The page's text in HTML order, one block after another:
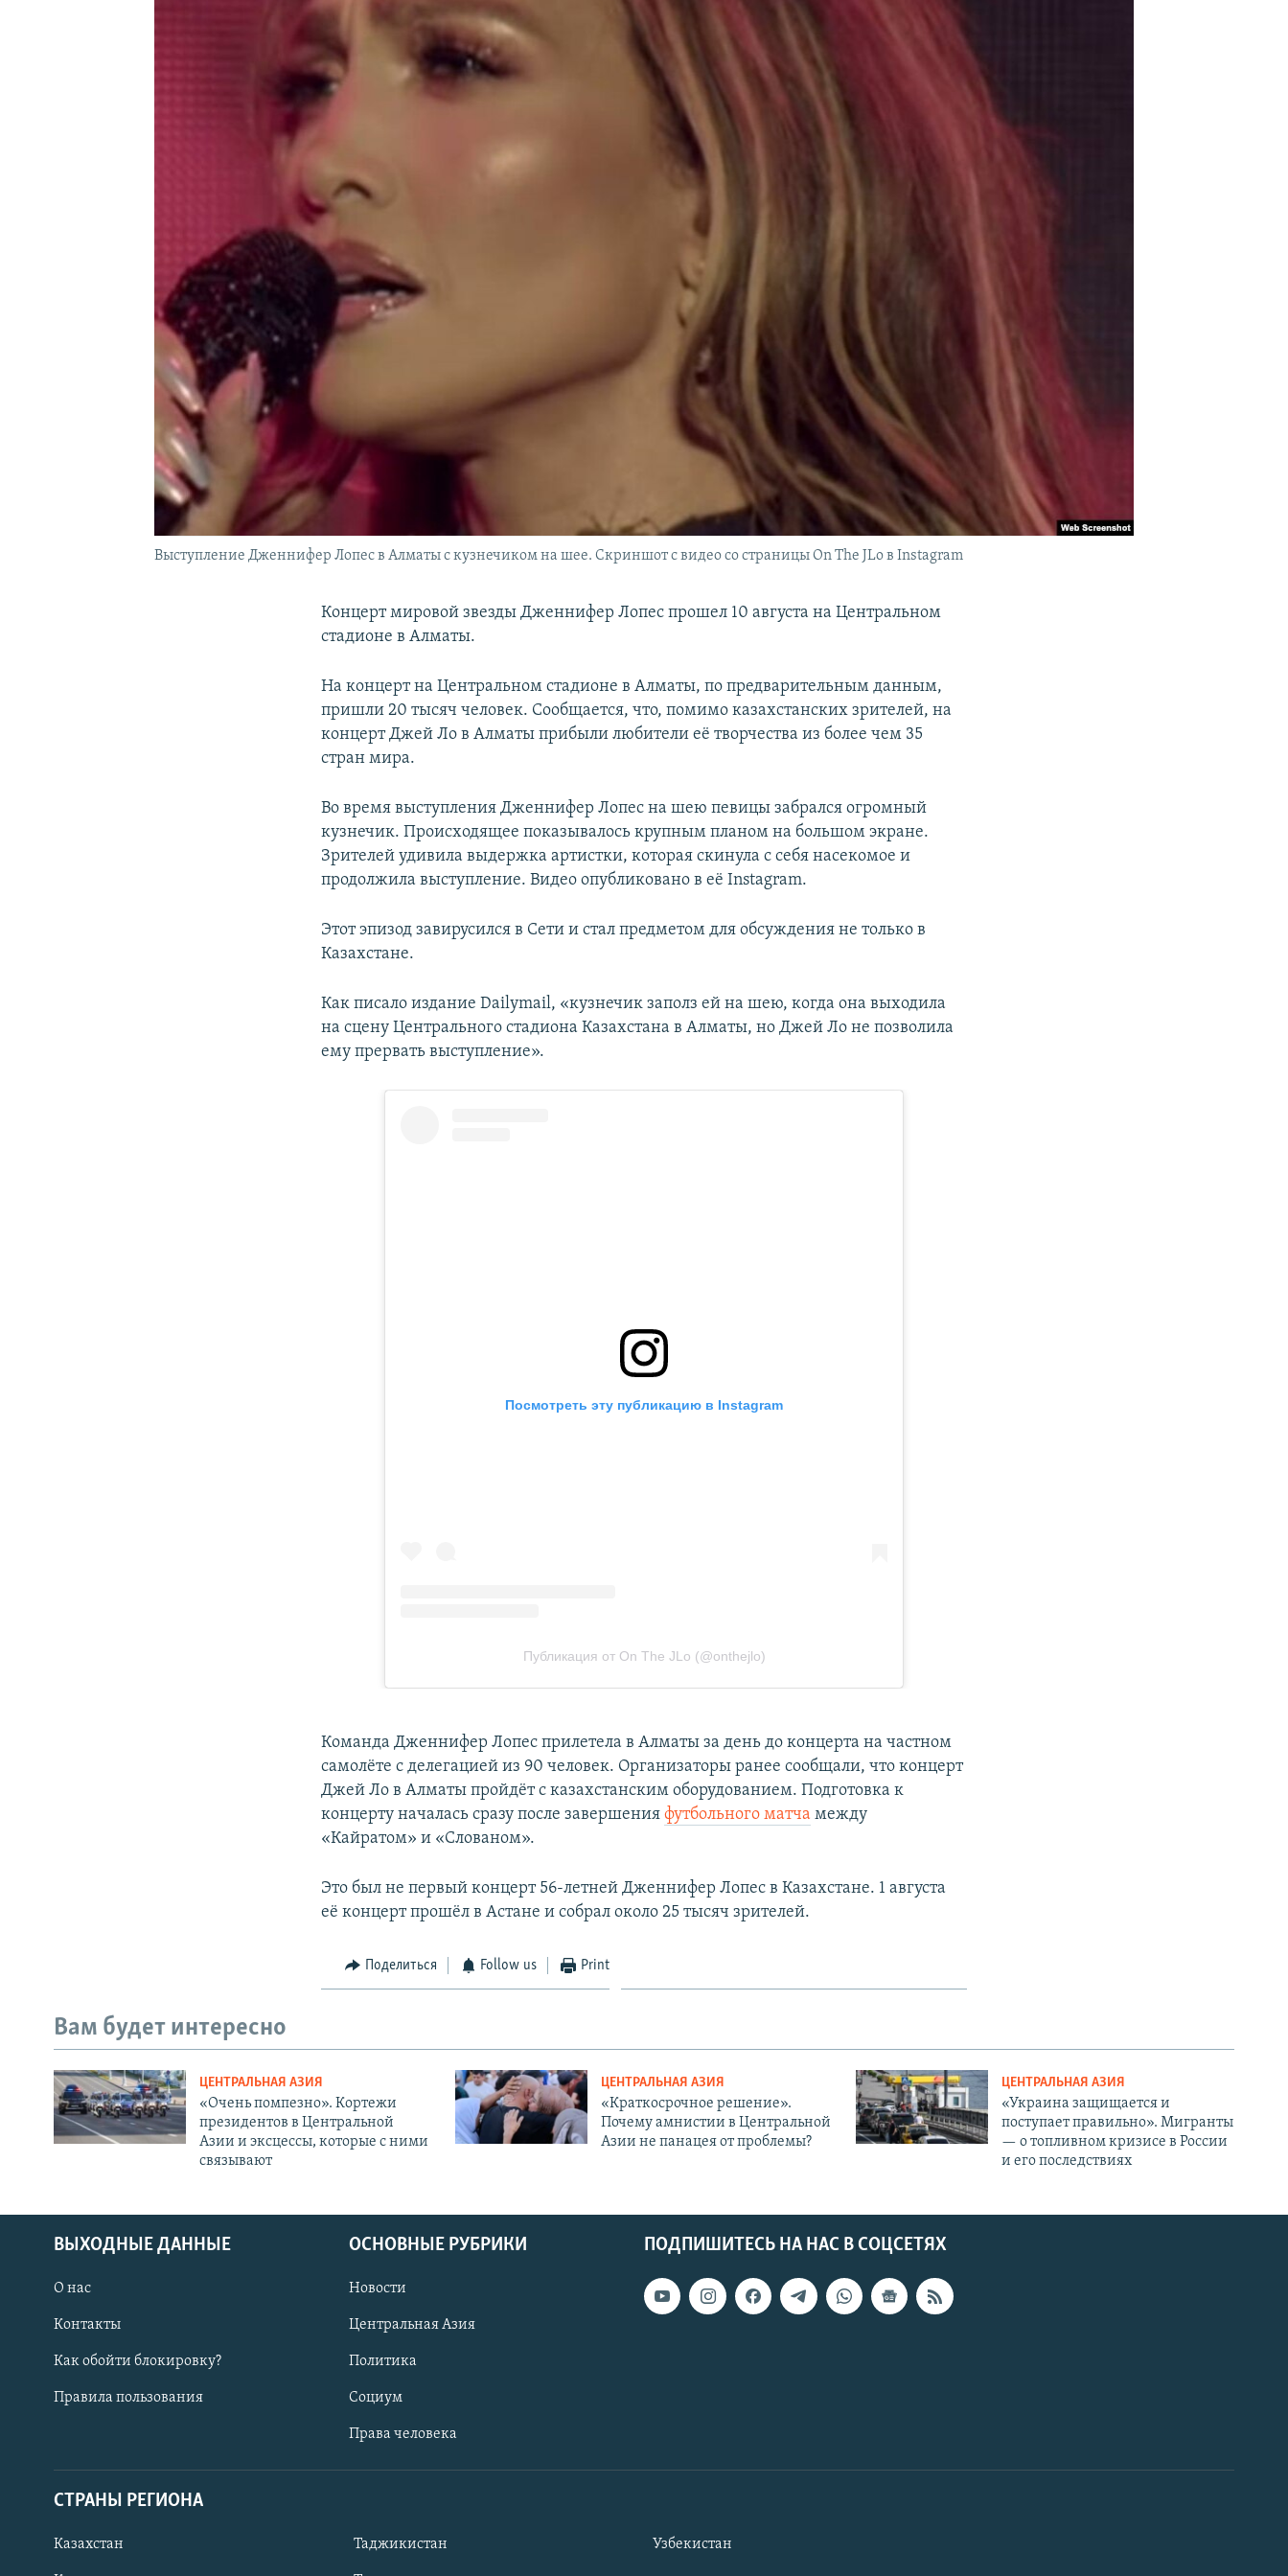
Выступление Дженнифер Лопес в Алматы с кузнечиком на шее. Скриншот с видео со страницы On The JLo в Instagram
Концерт мировой звезды Дженнифер Лопес прошел 10 августа на Центральном
стадионе в Алматы.
На концерт на Центральном стадионе в Алматы, по предварительным данным,
пришли 20 тысяч человек. Сообщается, что, помимо казахстанских зрителей, на
концерт Джей Ло в Алматы прибыли любители её творчества из более чем 35
стран мира.
Во время выступления Дженнифер Лопес на шею певицы забрался огромный
кузнечик. Происходящее показывалось крупным планом на большом экране.
Зрителей удивила выдержка артистки, которая скинула с себя насекомое и
продолжила выступление. Видео опубликовано в её Instagram.
Этот эпизод завирусился в Сети и стал предметом для обсуждения не только в
Казахстане.
Как писало издание Dailymail, «кузнечик заполз ей на шею, когда она выходила
на сцену Центрального стадиона Казахстана в Алматы, но Джей Ло не позволила
ему прервать выступление».
Команда Дженнифер Лопес прилетела в Алматы за день до концерта на частном
самолёте с делегацией из 90 человек. Организаторы ранее сообщали, что концерт
Джей Ло в Алматы пройдёт с казахстанским оборудованием. Подготовка к
концерту началась сразу после завершенияфутбольного матча между
«Кайратом» и «Слованом».
Это был не первый концерт 56-летней Дженнифер Лопес в Казахстане. 1 августа
её концерт прошёл в Астане и собрал около 25 тысяч зрителей.
Поделиться Follow us Print
Вам будет интересно
ЦЕНТРАЛЬНАЯ АЗИЯ
«Очень помпезно». Кортежи
президентов в Центральной
Азии и эксцессы, которые с ними
связывают
ЦЕНТРАЛЬНАЯ АЗИЯ
«Краткосрочное решение».
Почему амнистии в Центральной
Азии не панацея от проблемы?
ЦЕНТРАЛЬНАЯ АЗИЯ
«Украина защищается и
поступает правильно». Мигранты
— о топливном кризисе в России
и его последствиях
ПОДПИШИТЕСЬ НА НАС В СОЦСЕТЯХ
ВЫХОДНЫЕ ДАННЫЕ
О нас
Контакты
Как обойти блокировку?
Правила пользования
ОСНОВНЫЕ РУБРИКИ
Новости
Центральная Азия
Политика
Социум
Права человека
СТРАНЫ РЕГИОНА
Казахстан Таджикистан Узбекистан